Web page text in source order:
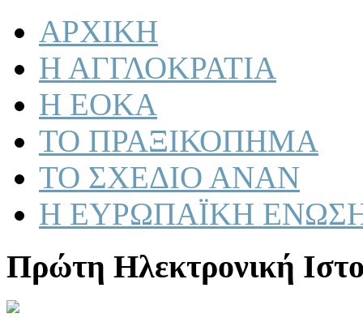
ΑΡΧΙΚΗ
Η ΑΓΓΛΟΚΡΑΤΙΑ
Η ΕΟΚΑ
ΤΟ ΠΡΑΞΙΚΟΠΗΜΑ
ΤΟ ΣΧΕΔΙΟ ΑΝΑΝ
Η ΕΥΡΩΠΑΪΚΗ
Πρώτη Ηλεκτρονική